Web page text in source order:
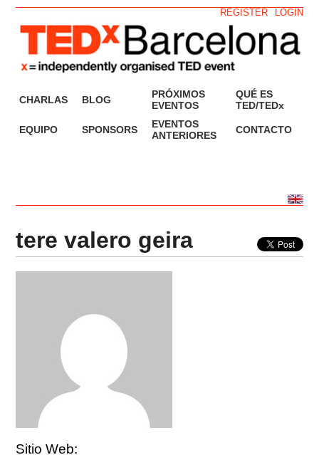
LOGIN
REGISTER
CHARLAS BLOG
PRÓXIMOS
EVENTOS
QUÉ ES
TED/TEDx
EQUIPO SPONSORS
EVENTOS
ANTERIORES
CONTACTO
tere valero geira
Sitio Web: